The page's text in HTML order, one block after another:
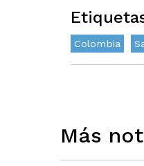
Colombia
Más